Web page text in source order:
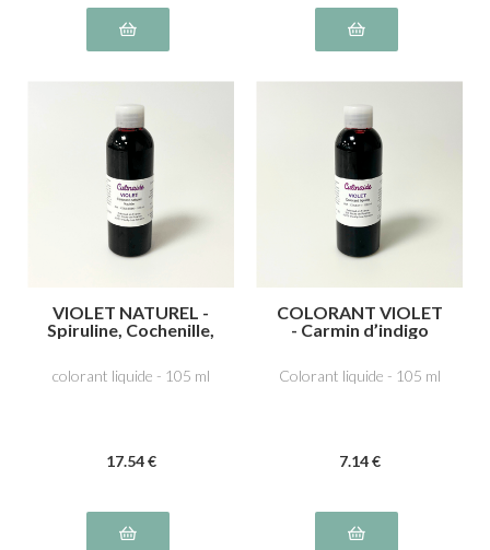
VIOLET NATUREL -
Spiruline, Cochenille,
colorant liquide - 105 ml
17.54 €
COLORANT VIOLET
- Carmin d’indigo
Colorant liquide - 105 ml
7.14 €